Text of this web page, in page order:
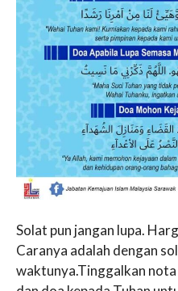
Solat pun jangan lupa.
Caranya adalah dengan
waktunya.Tinggalkan